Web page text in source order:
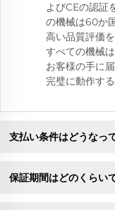
よびCEの認証
の機械は60か
高い品質評価
すべての機械
お客様の手に
完璧に動作す
支払い条件はどうなっ
保証期間はどのくらい